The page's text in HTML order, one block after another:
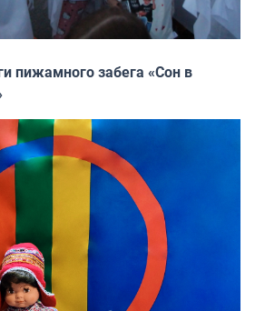
пижамного забега «Сон в